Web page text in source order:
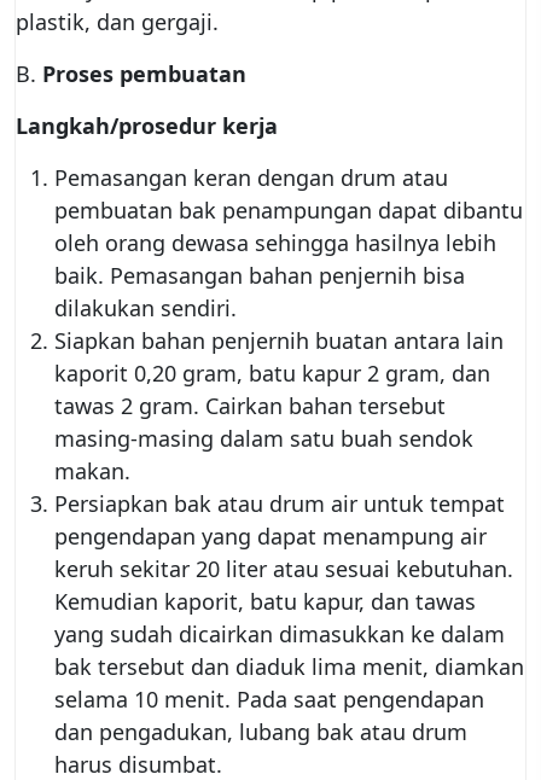
plastik, dan gergaji.
B. Proses pembuatan
Langkah/prosedur kerja
Pemasangan keran dengan drum atau
pembuatan bak penampungan dapat dibantu
oleh orang dewasa sehingga hasilnya lebih
baik. Pemasangan bahan penjernih bisa
dilakukan sendiri.
Siapkan bahan penjernih buatan antara lain
kaporit 0,20 gram, batu kapur 2 gram, dan
tawas 2 gram. Cairkan bahan tersebut
masing-masing dalam satu buah sendok
makan.
Persiapkan bak atau drum air untuk tempat
pengendapan yang dapat menampung air
keruh sekitar 20 liter atau sesuai kebutuhan.
Kemudian kaporit, batu kapur, dan tawas
yang sudah dicairkan dimasukkan ke dalam
bak tersebut dan diaduk lima menit, diamkan
selama 10 menit. Pada saat pengendapan
dan pengadukan, lubang bak atau drum
harus disumbat.